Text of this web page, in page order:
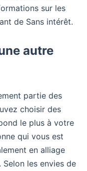
sur les
de Sans intérêt.
autre
partie des
choisir des
le plus à votre
qui vous est
en alliage
les envies de